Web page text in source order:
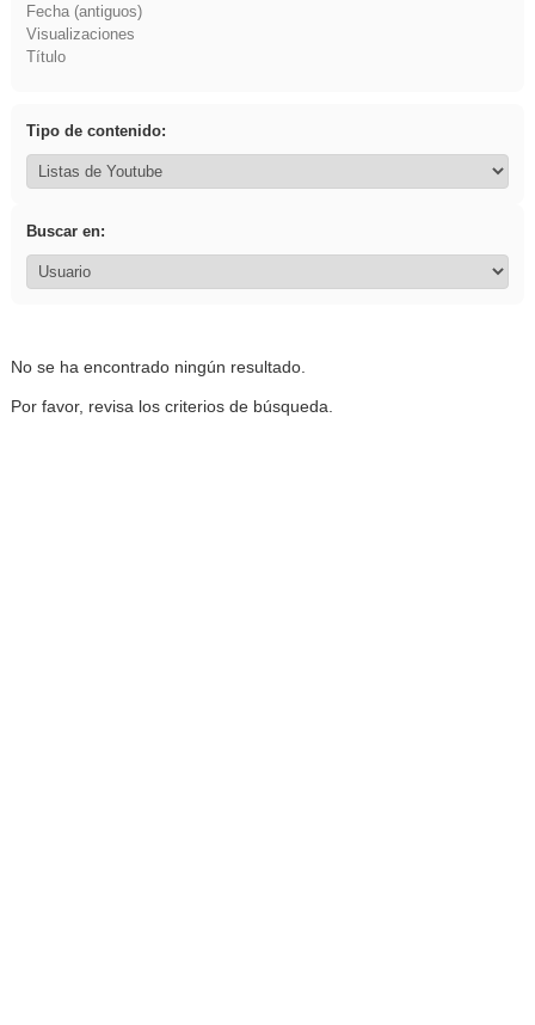
Fecha (antiguos)
Visualizaciones
Título
Tipo de contenido:
Buscar en:
No se ha encontrado ningún resultado.
Por favor, revisa los criterios de búsqueda.